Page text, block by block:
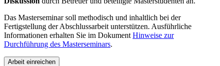
Das Masterseminar soll methodisch und inhaltlich bei der
Fertigstellung der Abschlussarbeit unterstützen. Ausführliche
Informationen erhalten Sie im Dokument Hinweise zur
Durchführung des Masterseminars.
Arbeit einreichen